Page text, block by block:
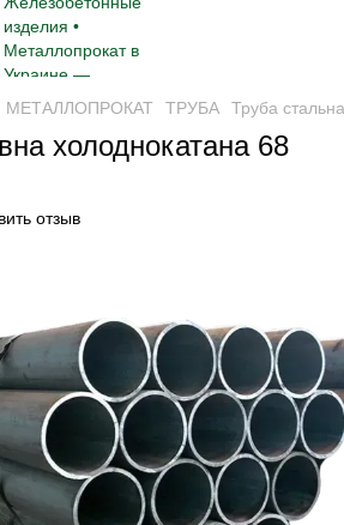
МЕТАЛЛОПРОКАТ ТРУБА Труба
холоднокатана 68
отзыв